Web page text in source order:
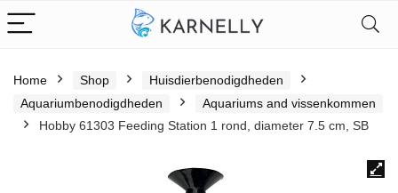
Home Shop
Huisdierbenodigdheden
Aquariumbenodigdheden
Aquariums and vissenkommen
Hobby 61303 Feeding Station 1 rond, diameter 7.5 cm, SB